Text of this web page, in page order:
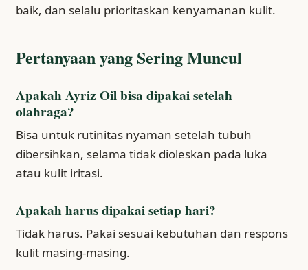
baik, dan selalu prioritaskan kenyamanan kulit.
Pertanyaan yang Sering Muncul
Apakah Ayriz Oil bisa dipakai setelah
olahraga?
Bisa untuk rutinitas nyaman setelah tubuh
dibersihkan, selama tidak dioleskan pada luka
atau kulit iritasi.
Apakah harus dipakai setiap hari?
Tidak harus. Pakai sesuai kebutuhan dan respons
kulit masing-masing.